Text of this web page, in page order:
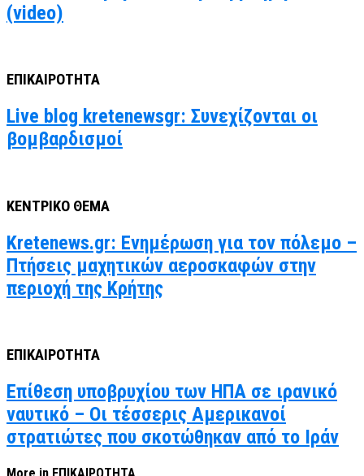
(video)
ΕΠΙΚΑΙΡΟΤΗΤΑ
Live blog kretenewsgr: Συνεχίζονται οι
βομβαρδισμοί
ΚΕΝΤΡΙΚΟ ΘΕΜΑ
Kretenews.gr: Ενημέρωση για τον πόλεμο –
Πτήσεις μαχητικών αεροσκαφών στην
περιοχή της Κρήτης
ΕΠΙΚΑΙΡΟΤΗΤΑ
Επίθεση υποβρυχίου των ΗΠΑ σε ιρανικό
ναυτικό – Οι τέσσερις Αμερικανοί
στρατιώτες που σκοτώθηκαν από το Ιράν